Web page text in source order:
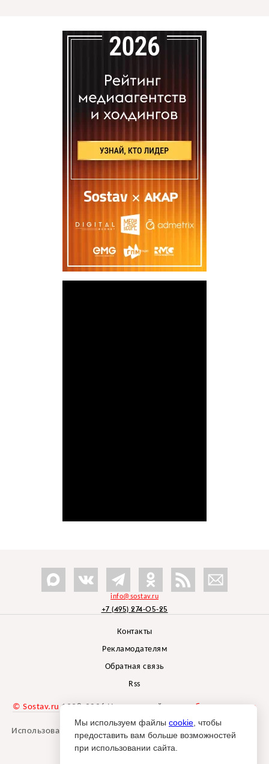
info@sostav.ru
+7 (495) 274-05-25
Контакты
Рекламодателям
Обратная связь
Rss
© Sostav.ru 1998-2026 Независимый проектбрендингового
агентства Depot
Использование материалов Sostav.ru допустимо только при
указании источника.
Мы используем файлы cookie , чтобы
предоставить вам больше возможностей
при использовании сайта.